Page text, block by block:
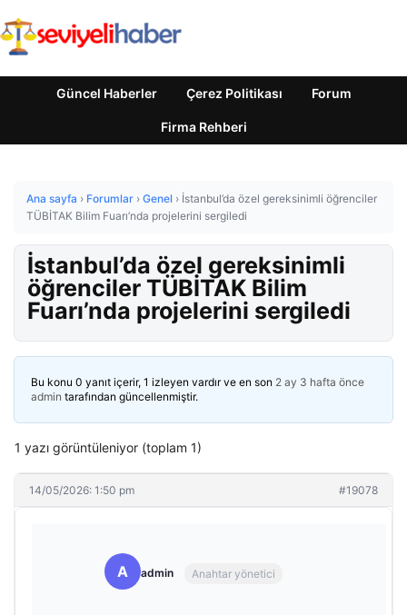
Güncel Haberler Çerez Politikası Forum
Firma Rehberi
Ana sayfa › Forumlar › Genel › İstanbul’da özel gereksinimli öğrenciler
TÜBİTAK Bilim Fuarı’nda projelerini sergiledi
İstanbul’da özel gereksinimli
öğrenciler TÜBİTAK Bilim
Fuarı’nda projelerini sergiledi
Bu konu 0 yanıt içerir, 1 izleyen vardır ve en son 2 ay 3 hafta önce
admin tarafından güncellenmiştir.
1 yazı görüntüleniyor (toplam 1)
14/05/2026: 1:50 pm #19078
A admin Anahtar yönetici